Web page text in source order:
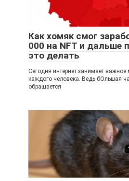
Как хомяк смог
000 на NFT и дальше
это делать
Сегодня интернет занимает важное
каждого человека. Ведь бОльшая
обращается